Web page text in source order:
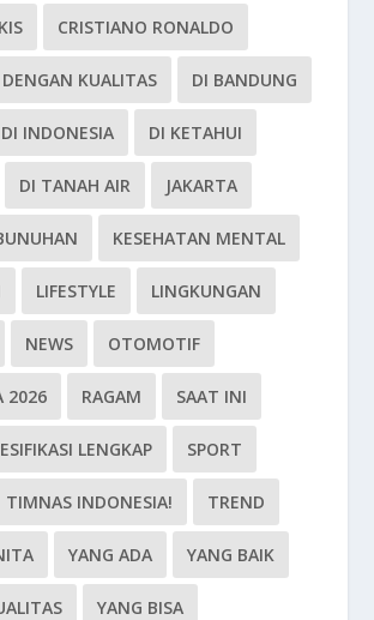
CRISTIANO RONALDO
DENGAN KUALITAS DI BANDUNG
DI INDONESIA DI KETAHUI
DI TANAH AIR JAKARTA
KESEHATAN MENTAL
LIFESTYLE LINGKUNGAN
NEWS OTOMOTIF
2026 RAGAM SAAT INI
LENGKAP SPORT
TIMNAS INDONESIA! TREND
YANG ADA YANG BAIK
YANG BISA